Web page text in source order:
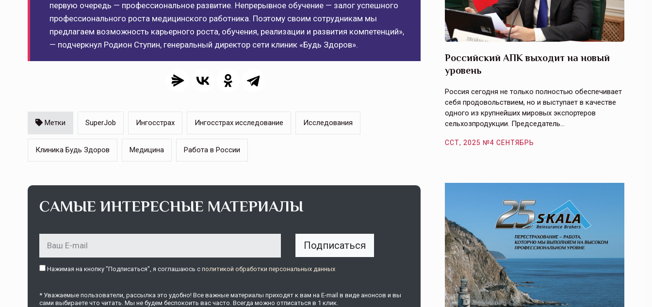
первую очередь — профессиональное развитие. Непрерывное обучение — залог успешного
профессионального роста медицинского работника. Поэтому своим сотрудникам мы
предлагаем возможность карьерного роста, обучения, реализации и развития компетенций»,
— подчеркнул Родион Ступин, генеральный директор сети клиник «Будь Здоров».
Метки SuperJob Ингосстрах Ингосстрах исследование Исследования
Клиника Будь Здоров Медицина Работа в России
САМЫЕ ИНТЕРЕСНЫЕ МАТЕРИАЛЫ
Подписаться
Нажимая на кнопку "Подписаться", я соглашаюсь c политикой обработки персональных данных
* Уважаемые пользователи, рассылка это удобно! Все важные материалы приходят к вам на E-mail в виде анонсов и вы
сами выбираете что читать. Мы не будем беспокоить вас часто. Всегда можно отписаться в 1 клик.
Тамбовская область — не только
сельскохозяйственный регион с историческими
рискованного земледелия. Временно исполняющая
обязанности…
ССТ, 2025 №4 СЕНТЯБРЬ
областях требует точечной доработки…
Российский АПК выходит на новый
уровень
Россия сегодня не только полностью обеспечивает
себя продовольствием, но и выступает в качестве
одного из крупнейших мировых экспортеров
сельхозпродукции. Председатель…
ССТ, 2025 №4 СЕНТЯБРЬ